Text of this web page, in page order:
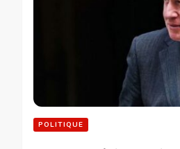
POLITIQUE